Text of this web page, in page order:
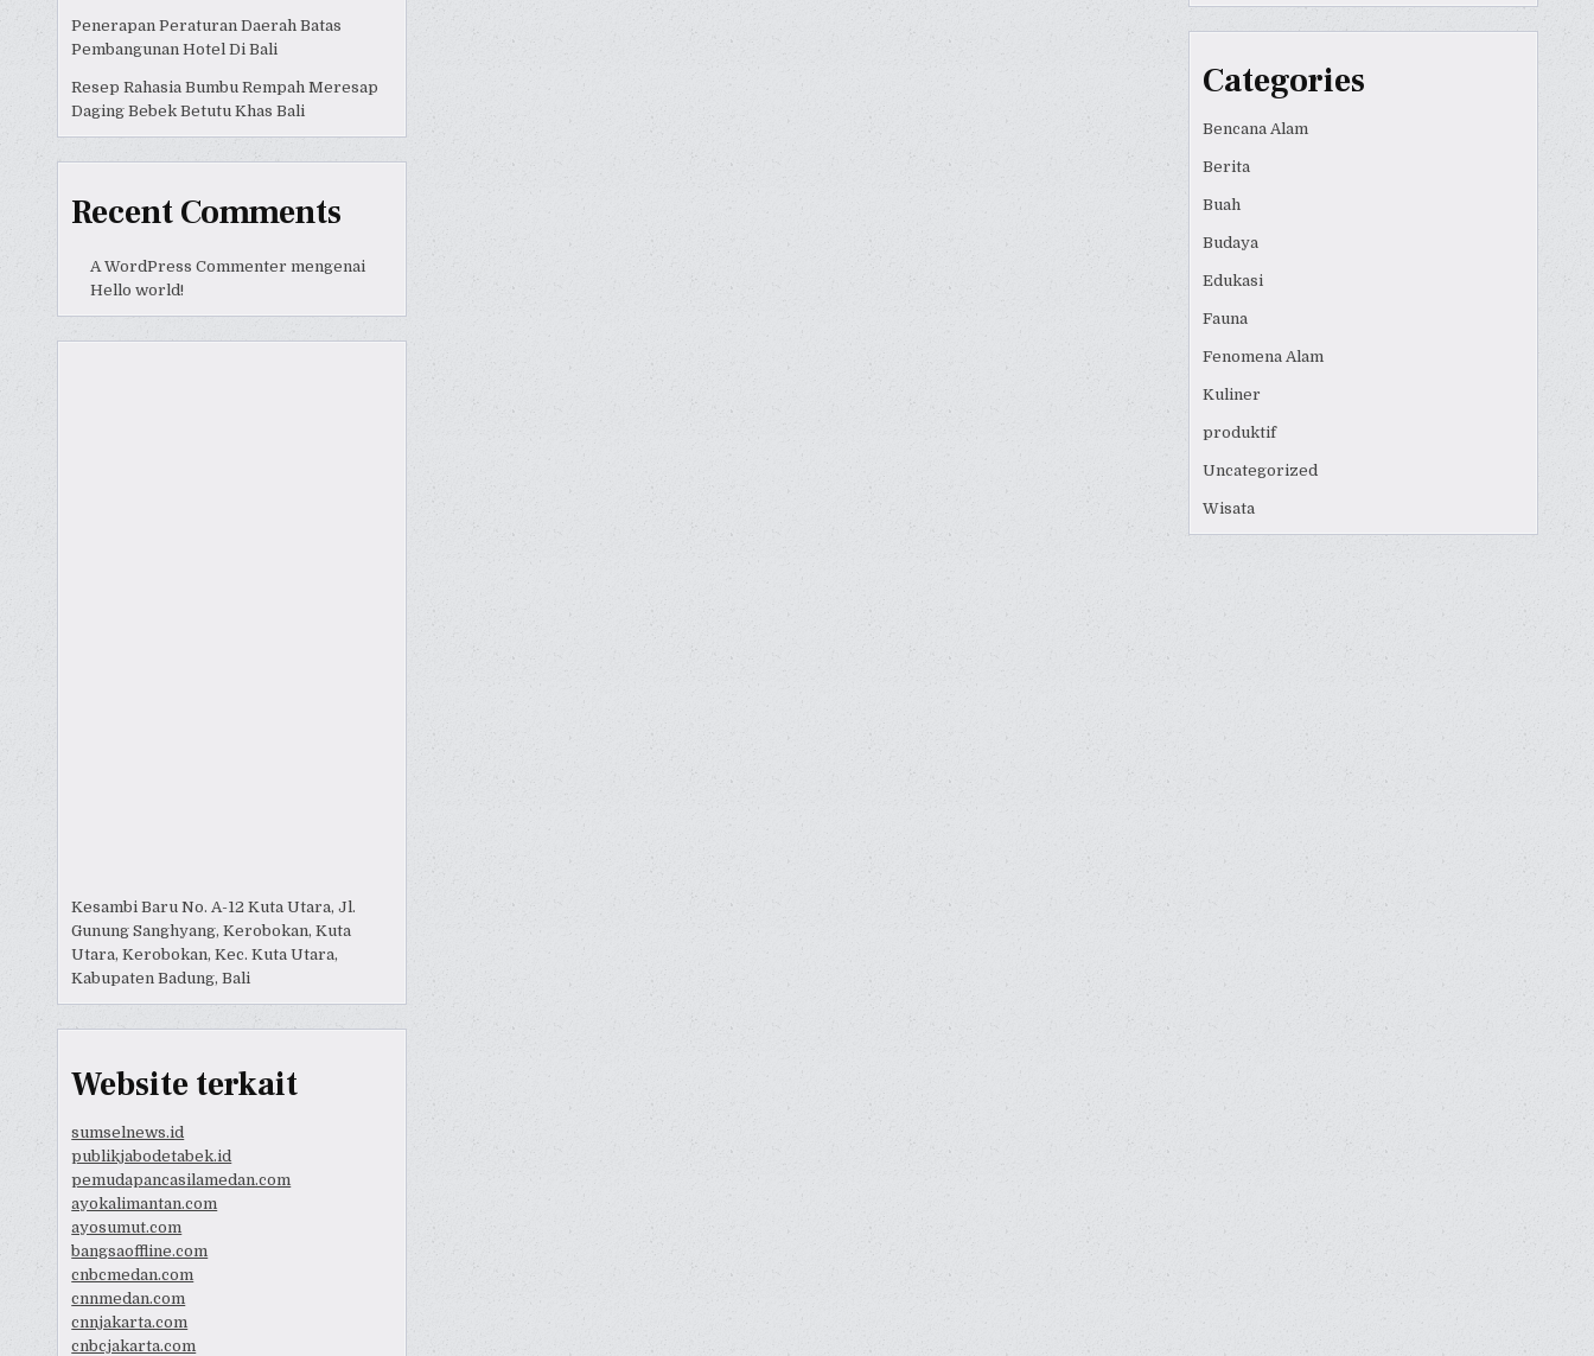
Penerapan Peraturan Daerah Batas
Pembangunan Hotel Di Bali
Resep Rahasia Bumbu Rempah Meresap
Daging Bebek Betutu Khas Bali
Recent Comments
A WordPress Commenter mengenai
Hello world!
Kesambi Baru No. A-12 Kuta Utara, Jl.
Gunung Sanghyang, Kerobokan, Kuta
Utara, Kerobokan, Kec. Kuta Utara,
Kabupaten Badung, Bali
Website terkait
sumselnews.id
publikjabodetabek.id
pemudapancasilamedan.com
ayokalimantan.com
ayosumut.com
bangsaoffline.com
cnbcmedan.com
cnnmedan.com
cnnjakarta.com
cnbcjakarta.com
Categories
Bencana Alam
Berita
Buah
Budaya
Edukasi
Fauna
Fenomena Alam
Kuliner
produktif
Uncategorized
Wisata